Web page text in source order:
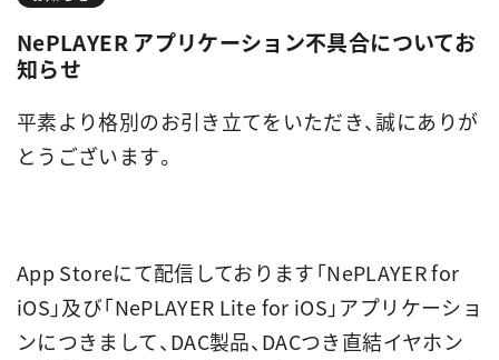
NePLAYER アプリケーション不具合についてお
知らせ
平素より格別のお引き立てをいただき、誠にありが
とうございます。
App Storeにて配信しております「NePLAYER for
iOS」及び「NePLAYER Lite for iOS」アプリケーショ
ンにつきまして、DAC製品、DACつき直結イヤホン